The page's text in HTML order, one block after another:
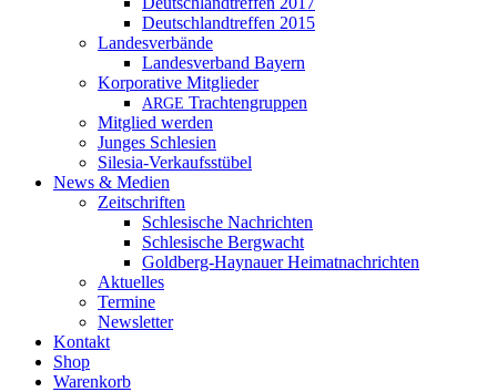
Deutschlandtreffen 2015
Landesverbände
Landesverband Bayern
Korporative Mitglieder
ARGE Trachtengruppen
Mitglied werden
Junges Schlesien
Silesia-Verkaufsstübel
News & Medien
Zeitschriften
Schlesische Nachrichten
Schlesische Bergwacht
Goldberg-Haynauer Heimatnachrichten
Aktuelles
Termine
Newsletter
Kontakt
Shop
Warenkorb